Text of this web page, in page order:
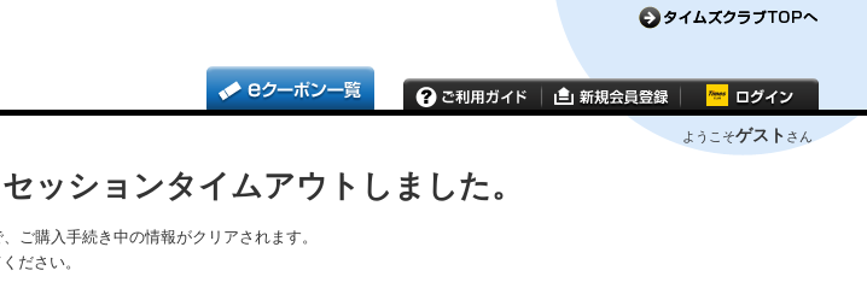
ようこそゲスト さん
ッションタイムアウトしました。
ご購入手続き中の情報がクリアされます。
ださい。